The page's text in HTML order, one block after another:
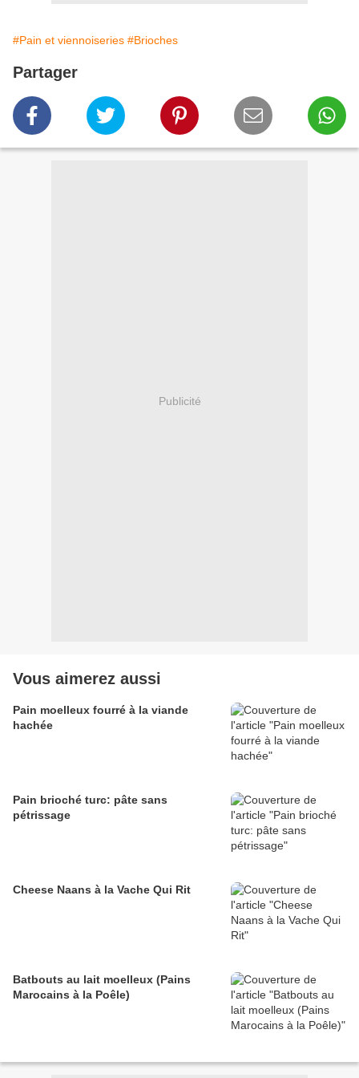
#Pain et viennoiseries #Brioches
Partager
Publicité
Vous aimerez aussi
Pain moelleux fourré à la viande
hachée
Pain brioché turc: pâte sans
pétrissage
Cheese Naans à la Vache Qui Rit
Batbouts au lait moelleux (Pains
Marocains à la Poêle)